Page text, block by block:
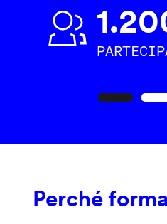
Perché